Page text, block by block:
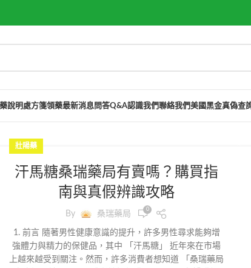
說明 處方箋領藥最新消息 問答Q&A認識我們聯絡我們美國黑金真偽查
壯陽藥
汗馬糖桑瑞藥局有賣嗎？購買指
南與真假辨識攻略
By 桑瑞藥局 0
1. 前言 隨著男性健康意識的提升，許多男性尋求能夠增
強體力與精力的保健品，其中 「汗馬糖」 近年來在市場
上越來越受到關注。然而，許多消費者想知道 「桑瑞藥局